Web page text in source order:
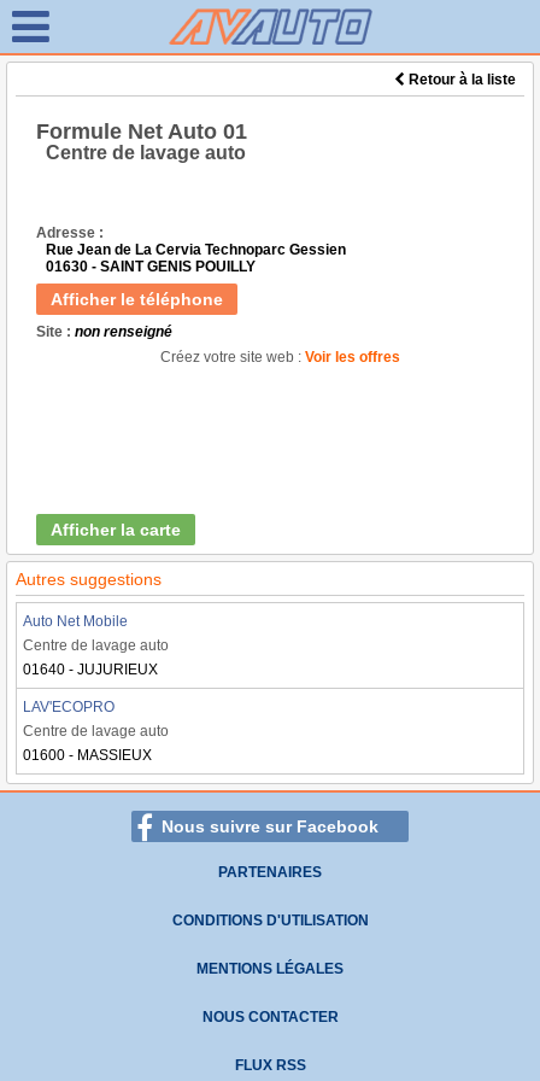
Retour à la liste
Formule Net Auto 01
Centre de lavage auto
Adresse :
Rue Jean de La Cervia Technoparc Gessien
01630 - SAINT GENIS POUILLY
Afficher le téléphone
Site : non renseigné
Créez votre site web : Voir les offres
Afficher la carte
Autres suggestions
Auto Net Mobile
Centre de lavage auto
01640 - JUJURIEUX
LAV'ECOPRO
Centre de lavage auto
01600 - MASSIEUX
Nous suivre sur Facebook
PARTENAIRES
CONDITIONS D'UTILISATION
MENTIONS LÉGALES
NOUS CONTACTER
FLUX RSS